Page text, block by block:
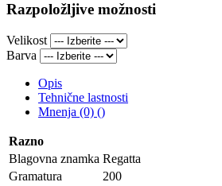
Razpoložljive možnosti
Velikost
Barva
Opis
Tehnične lastnosti
Mnenja (0) ()
Razno
Blagovna znamka Regatta
Gramatura
200